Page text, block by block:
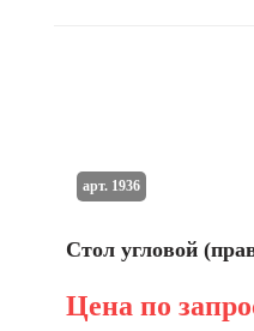
Стол угловой
Цена по
арт. 1936